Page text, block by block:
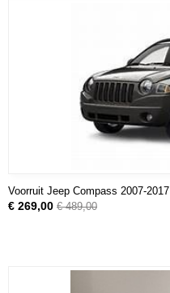
Voorruit Jeep Compass 2007-2017
€ 269,00 € 489,00